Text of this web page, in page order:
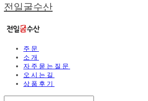
전일굴수산
주문
소개
자주묻는질문
오시는길
상품후기